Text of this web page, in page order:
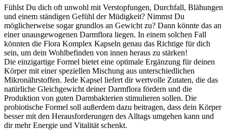
Fühlst Du dich oft unwohl mit Verstopfungen, Durchfall, Blähungen
und einem ständigen Gefühl der Müdigkeit? Nimmst Du
möglicherweise sogar grundlos an Gewicht zu? Dann könnte das an
einer unausgewogenen Darmflora liegen. In einem solchen Fall
könnten die Flora Komplex Kapseln genau das Richtige für dich
sein, um dein Wohlbefinden von innen heraus zu stärken!
Die einzigartige Formel bietet eine optimale Ergänzung für deinen
Körper mit einer speziellen Mischung aus unterschiedlichen
Mikronährstoffen. Jede Kapsel liefert dir wertvolle Zutaten, die das
natürliche Gleichgewicht deiner Darmflora fördern und die
Produktion von guten Darmbakterien stimulieren sollen. Die
probiotische Formel soll außerdem dazu beitragen, dass dein Körper
besser mit den Herausforderungen des Alltags umgehen kann und
dir mehr Energie und Vitalität schenkt.